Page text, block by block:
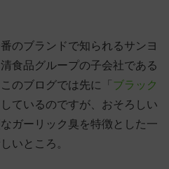
のブランドで知られるサンヨ
食品グループの子会社である
のブログでは先に「 ブラック
しているのですが、おそろしい
ガーリック臭を特徴とした一
いところ。